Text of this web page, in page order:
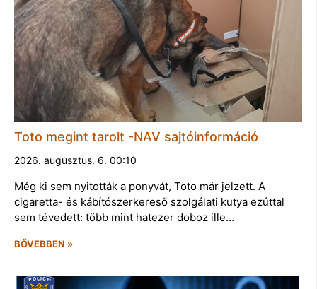
Toto megint tarolt -NAV sajtóinformáció
2026. augusztus. 6. 00:10
Még ki sem nyitották a ponyvát, Toto már jelzett. A
cigaretta- és kábítószerkereső szolgálati kutya ezúttal
sem tévedett: több mint hatezer doboz ille…
BŐVEBBEN »